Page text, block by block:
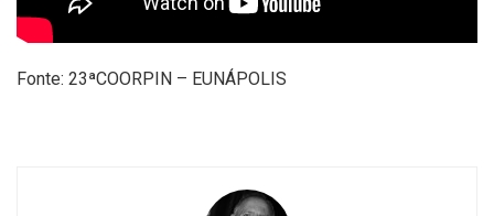
Fonte: 23ªCOORPIN – EUNÁPOLIS